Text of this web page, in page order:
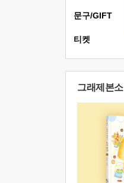
문구/GIFT
티켓
그래제본소